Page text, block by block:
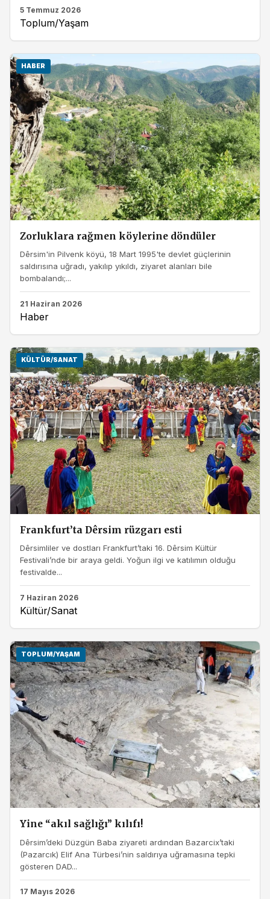
5 Temmuz 2026
Toplum/Yaşam
HABER
Zorluklara rağmen köylerine döndüler
Dêrsim'in Pilvenk köyü, 18 Mart 1995'te devlet güçlerinin
saldırısına uğradı, yakılıp yıkıldı, ziyaret alanları bile
bombalandı;...
21 Haziran 2026
Haber
KÜLTÜR/SANAT
Frankfurt’ta Dêrsim rüzgarı esti
Dêrsimliler ve dostları Frankfurt’taki 16. Dêrsim Kültür
Festivali’nde bir araya geldi. Yoğun ilgi ve katılımın olduğu
festivalde...
7 Haziran 2026
Kültür/Sanat
TOPLUM/YAŞAM
Yine “akıl sağlığı” kılıfı!
Dêrsim’deki Düzgün Baba ziyareti ardından Bazarcix’taki
(Pazarcık) Elif Ana Türbesi’nin saldırıya uğramasına tepki
gösteren DAD...
17 Mayıs 2026